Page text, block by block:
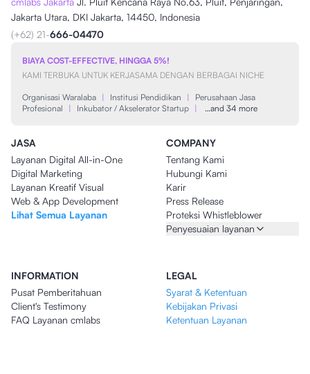
Jakarta Utara, DKI Jakarta, 14450, Indonesia
(+62) 21-666-04470
BIAYA COST-EFFECTIVE, HINGGA 5%!
KAMI TERBUKA UNTUK KERJASAMA DENGAN BERBAGAI NICHE
Organisasi Waralaba | Institusi Pendidikan |
Perusahaan Jasa
Profesional
| Inkubator / Akselerator Startup | …and 34 more
JASA
Layanan Digital All-in-One
Digital Marketing
Layanan Kreatif Visual
Web & App Development
Lihat Semua Layanan
COMPANY
Tentang Kami
Hubungi Kami
Karir
Press Release
Proteksi Whistleblower
Penyesuaian layanan
INFORMATION
Pusat Pemberitahuan
Client's Testimony
FAQ Layanan cmlabs
LEGAL
Syarat & Ketentuan
Kebijakan Privasi
Ketentuan Layanan